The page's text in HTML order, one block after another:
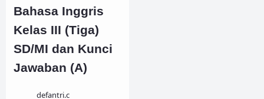
Bahasa Inggris
Kelas III (Tiga)
SD/MI dan Kunci
Jawaban (A)
defantri.c